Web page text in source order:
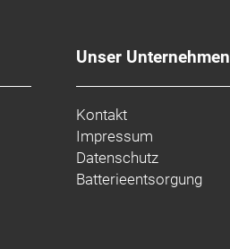
Unser Unternehmen
Kontakt
Impressum
Datenschutz
Batterieentsorgung